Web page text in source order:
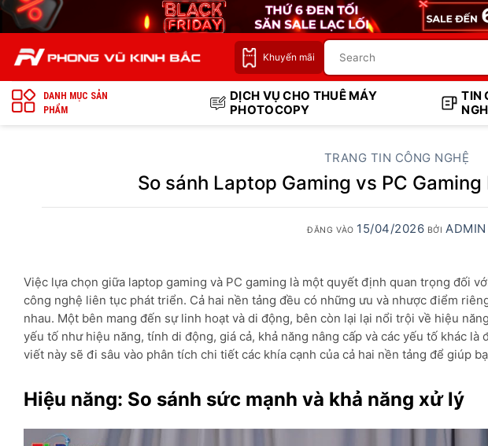
Bỏ
qua
dung
Khuyến mãi
DANH MỤC SẢN
PHẨM
DỊCH VỤ CHO THUÊ MÁY
PHOTOCOPY
TIN
TRANG TIN CÔNG NGHỆ
So sánh Laptop Gaming vs PC
ĐĂNG VÀO 15/04/2026 BỞI ADMIN
Việc lựa chọn giữa laptop gaming và PC gaming là một quyết định quan trọng đối
công nghệ liên tục phát triển. Cả hai nền tảng đều có những ưu và nhược điểm
nhau. Một bên mang đến sự linh hoạt và di động, bên còn lại lại nổi trội về hiệu
yếu tố như hiệu năng, tính di động, giá cả, khả năng nâng cấp và các yếu tố khác
viết này sẽ đi sâu vào phân tích chi tiết các khía cạnh của cả hai nền tảng để giúp
Hiệu năng: So sánh sức mạnh và khả năng xử lý